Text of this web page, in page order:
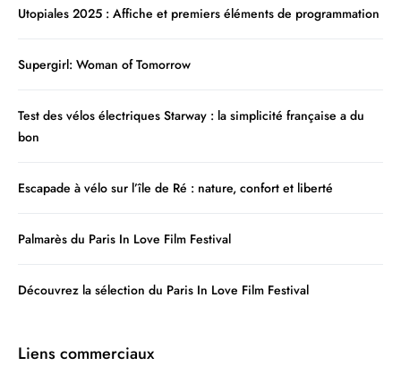
Utopiales 2025 : Affiche et premiers éléments de programmation
Supergirl: Woman of Tomorrow
Test des vélos électriques Starway : la simplicité française a du
bon
Escapade à vélo sur l’île de Ré : nature, confort et liberté
Palmarès du Paris In Love Film Festival
Découvrez la sélection du Paris In Love Film Festival
Liens commerciaux